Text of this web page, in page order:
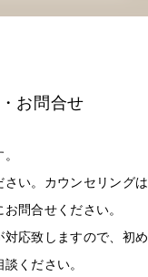
お問合せ
さい。カウンセリングは
問合せください。
応致しますので、初め
ください。